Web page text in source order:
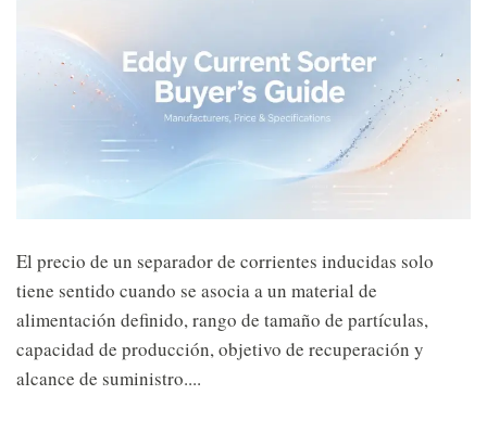
El precio de un separador de corrientes inducidas solo
tiene sentido cuando se asocia a un material de
alimentación definido, rango de tamaño de partículas,
capacidad de producción, objetivo de recuperación y
alcance de suministro....